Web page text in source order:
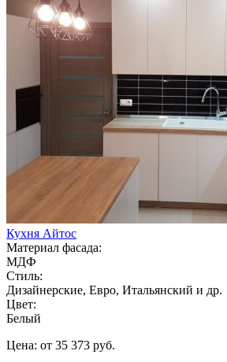
Кухня Айтос
Материал фасада:
МДФ
Стиль:
Дизайнерские, Евро, Итальянский и др.
Цвет:
Белый
Цена: от 35 373 руб.